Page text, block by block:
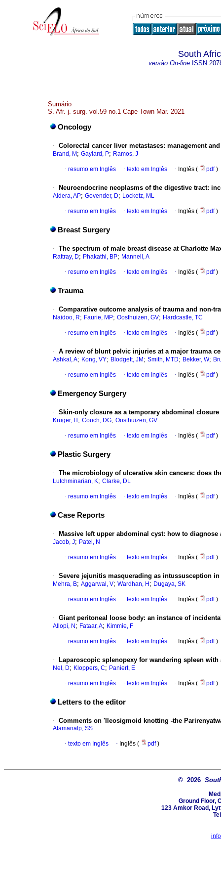
South
versão On-line ISSN
Sumário
S. Afr. j. surg. vol.59 no.1 Cape Town Mar. 2021
Oncology
· Colorectal cancer liver metastases: management
Brand, M ; Gaylard, P; Ramos, J
· resumo em Inglês · texto em Inglês · Inglês ( pdf)
· Neuroendocrine neoplasms of the digestive tract:
Aldera, AP; Govender, D; Locketz, ML
· resumo em Inglês · texto em Inglês · Inglês ( pdf)
Breast Surgery
· The spectrum of male breast disease at Charlotte
Rattray, D; Phakathi, BP; Mannell, A
· resumo em Inglês · texto em Inglês · Inglês ( pdf)
Trauma
· Comparative outcome analysis of trauma and non-
Naidoo, R; Faurie, MP; Oosthuizen, GV; Hardcastle, TC
· resumo em Inglês · texto em Inglês · Inglês ( pdf)
· A review of blunt pelvic injuries at a major trauma
Ashkal, A; Kong, VY; Blodgett, JM ; Smith, MTD; Bekker, W;
· resumo em Inglês · texto em Inglês · Inglês ( pdf)
Emergency Surgery
· Skin-only closure as a temporary abdominal
Kruger, H ; Couch, DG; Oosthuizen, GV
· resumo em Inglês · texto em Inglês · Inglês ( pdf)
Plastic Surgery
· The microbiology of ulcerative skin cancers: does
Lutchminarian, K; Clarke, DL
· resumo em Inglês · texto em Inglês · Inglês ( pdf)
Case Reports
· Massive left upper abdominal cyst: how to diagnose
Jacob, J; Patel, N
· resumo em Inglês · texto em Inglês · Inglês ( pdf)
· Severe jejunitis masquerading as intussusception
Mehra, B; Aggarwal, V; Wardhan, H ; Dugaya, SK
· resumo em Inglês · texto em Inglês · Inglês ( pdf)
· Giant peritoneal loose body: an instance of
Allopi, N ; Fataar, A; Kimmie, F
· resumo em Inglês · texto em Inglês · Inglês ( pdf)
· Laparoscopic splenopexy for wandering spleen
Nel, D; Kloppers, C; Paniert, E
· resumo em Inglês · texto em Inglês · Inglês ( pdf)
Letters to the editor
· Comments on 'Ileosigmoid knotting -the
Atamanalp, SS
· texto em Inglês · Inglês ( pdf)
© 2026
Ground Floor,
123 Amkor Road,